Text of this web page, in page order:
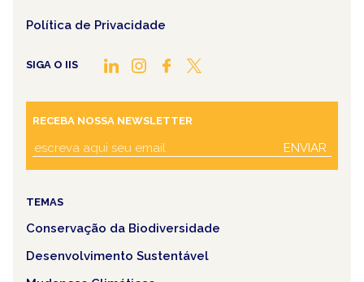
Política de Privacidade
SIGA O IIS
RECEBA NOSSA NEWSLETTER
ENVIAR
TEMAS
Conservação da Biodiversidade
Desenvolvimento Sustentável